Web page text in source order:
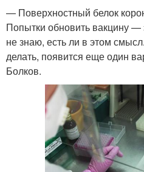
— Поверхностный белок
Попытки обновить вакцину —
не знаю, есть ли в этом
делать, появится еще один
Болков.